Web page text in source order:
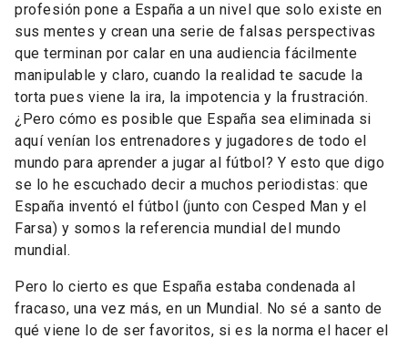
profesión pone a España a un nivel que solo existe en
sus mentes y crean una serie de falsas perspectivas
que terminan por calar en una audiencia fácilmente
manipulable y claro, cuando la realidad te sacude la
torta pues viene la ira, la impotencia y la frustración.
¿Pero cómo es posible que España sea eliminada si
aquí venían los entrenadores y jugadores de todo el
mundo para aprender a jugar al fútbol? Y esto que digo
se lo he escuchado decir a muchos periodistas: que
España inventó el fútbol (junto con Cesped Man y el
Farsa) y somos la referencia mundial del mundo
mundial.
Pero lo cierto es que España estaba condenada al
fracaso, una vez más, en un Mundial. No sé a santo de
qué viene lo de ser favoritos, si es la norma el hacer el